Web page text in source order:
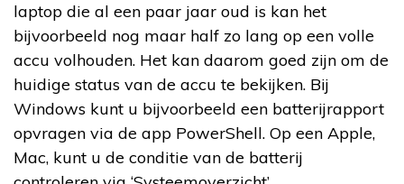
laptop die al een paar jaar oud is kan het
bijvoorbeeld nog maar half zo lang op een volle
accu volhouden. Het kan daarom goed zijn om de
huidige status van de accu te bekijken. Bij
Windows kunt u bijvoorbeeld een batterijrapport
opvragen via de app PowerShell. Op een Apple,
Mac, kunt u de conditie van de batterij